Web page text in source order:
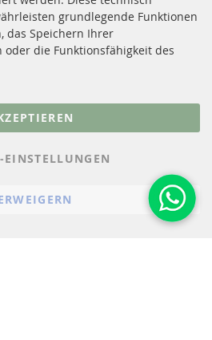
Kontakt
Vertrag widerrufen
grundlegende Funktionen
das Speichern Ihrer
die Funktionsfähigkeit des
EINSTELLUNGEN